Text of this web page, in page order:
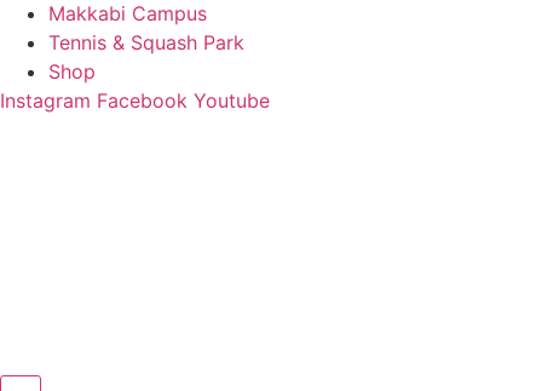
Makkabi Campus
Tennis & Squash Park
Shop
Instagram Facebook Youtube